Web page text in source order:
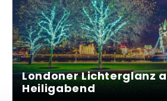
Londoner Lichterglanz
Heiligabend